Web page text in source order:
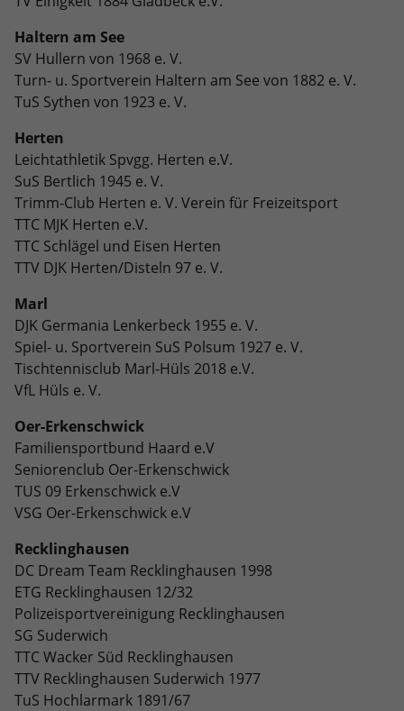
Haltern am See
SV Hullern von 1968 e. V.
Turn- u. Sportverein Haltern am See von 1882 e. V.
TuS Sythen von 1923 e. V.
Herten
Leichtathletik Spvgg. Herten e.V.
SuS Bertlich 1945 e. V.
Trimm-Club Herten e. V. Verein für Freizeitsport
TTC MJK Herten e.V.
TTC Schlägel und Eisen Herten
TTV DJK Herten/Disteln 97 e. V.
Marl
DJK Germania Lenkerbeck 1955 e. V.
Spiel- u. Sportverein SuS Polsum 1927 e. V.
Tischtennisclub Marl-Hüls 2018 e.V.
VfL Hüls e. V.
Oer-Erkenschwick
Familiensportbund Haard e.V
Seniorenclub Oer-Erkenschwick
TUS 09 Erkenschwick e.V
VSG Oer-Erkenschwick e.V
Recklinghausen
DC Dream Team Recklinghausen 1998
ETG Recklinghausen 12/32
Polizeisportvereinigung Recklinghausen
SG Suderwich
TTC Wacker Süd Recklinghausen
TTV Recklinghausen Suderwich 1977
TuS Hochlarmark 1891/67
Zweck
Dieses Cookie ist ein Standard-Session-
So kann der eingeloggte Benutzer
wiedererkannt werden und es wird ihm
Zugang zu geschützten Bereichen
Zweck
Analysebericht der Website zu
verfolgen. Die Cookies speichern
Informationen anonym und weisen eine
Anbieter Google Analytics
Laufzeit 1 Tag
Zweck
installiert. Das Cookie wird verwendet,
um Informationen darüber zu
speichern, wie Besucher eine Website
der Website geht. Die erhobenen Daten
umfassen die Anzahl der Besucher, die
Quelle, aus der sie stammen, und die
Seiten in anonymisierter Form.
Name _dc_gtm_UA-101278931-2
Anbieter Google Analytics
Laufzeit 1 Minute
Zweck
Dieser Cookie identifiziert die Besucher
nach Alter, Geschlecht oder Interessen
und nutzt dazu den DoubleClick des
Anbieter Google LLC
Laufzeit
Zweck
Das NID-Cookie enthält eine eindeutige
ID, über die Google Ihre bevorzugten
Ihre bevorzugte Sprache (z. B. Deutsch),
wie viele Suchergebnisse pro Seite
angezeigt werden sollen (z. B. 10 oder
20) und ob der Google SafeSearch-Filter
aktiviert sein soll.
Wir verwenden auf unserer Website externe Inhalte, um
Ihnen zusätzliche Informationen anzubieten.